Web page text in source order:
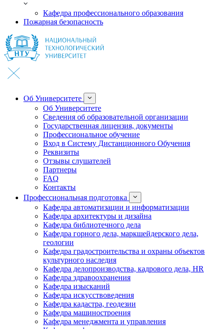
Кафедра профессионального образования
Пожарная безопасность
Об Университете
Об Университете
Сведения об образовательной организации
Государственная лицензия, документы
Профессиональное обучение
Вход в Систему Дистанционного Обучения
Реквизиты
Отзывы слушателей
Партнеры
FAQ
Контакты
Профессиональная подготовка
Кафедра автоматизации и информатизации
Кафедра архитектуры и дизайна
Кафедра библиотечного дела
Кафедра горного дела, маркшейдерского дела,
геологии
Кафедра градостроительства и охраны объектов
культурного наследия
Кафедра делопроизводства, кадрового дела, HR
Кафедра здравоохранения
Кафедра изысканий
Кафедра искусствоведения
Кафедра кадастра, геодезии
Кафедра машиностроения
Кафедра менеджмента и управления